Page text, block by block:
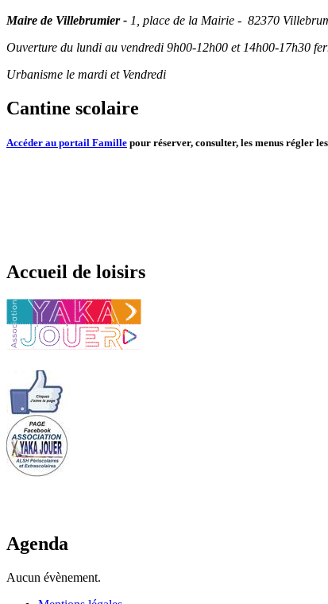
Maire de Villebrumier - 1, place de la Mairie - 82370
Ouverture du lundi au vendredi 9h00-12h00 et 14h00-17h30
Urbanisme le mardi et Vendredi
Cantine scolaire
Accéder au portail Famille pour réserver, consulter, les menus régler
Accueil de loisirs
Agenda
Aucun évènement.